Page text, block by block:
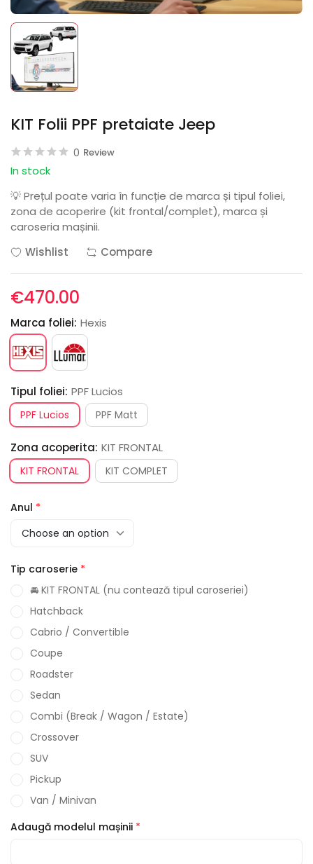
KIT Folii PPF pretaiate Jeep
0 Review
In stock
💡 Prețul poate varia în funcție de marca și tipul foliei,
zona de acoperire (kit frontal/complet), marca și
caroseria mașinii.
Wishlist
Compare
€470.00
Marca foliei: Hexis
Tipul foliei: PPF Lucios
PPF Lucios PPF Matt
Zona acoperita: KIT FRONTAL
KIT FRONTAL KIT COMPLET
Anul *
Tip caroserie *
🚘 KIT FRONTAL (nu contează tipul caroseriei)
Hatchback
Cabrio / Convertible
Coupe
Roadster
Sedan
Combi (Break / Wagon / Estate)
Crossover
SUV
Pickup
Van / Minivan
Adaugă modelul mașinii *